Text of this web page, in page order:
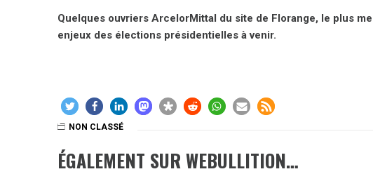
Quelques ouvriers ArcelorMittal du site de Florange, le plus
enjeux des élections présidentielles à venir.
NON CLASSÉ
ÉGALEMENT SUR WEBULLITION…